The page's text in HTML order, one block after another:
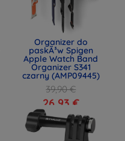
Organizer do
paskÃ³w Spigen
Apple Watch Band
Organizer S341
czarny (AMP09445)
39,90 €
26,93 €